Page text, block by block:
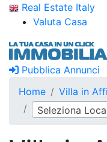
Real Estate Italy
Valuta Casa
Pubblica Annunci
Home
Villa in
Seleziona